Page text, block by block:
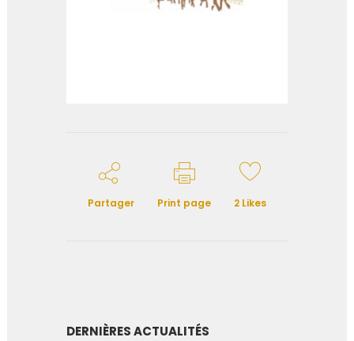
Partager Print page 2 Likes
DERNIÈRES ACTUALITÉS